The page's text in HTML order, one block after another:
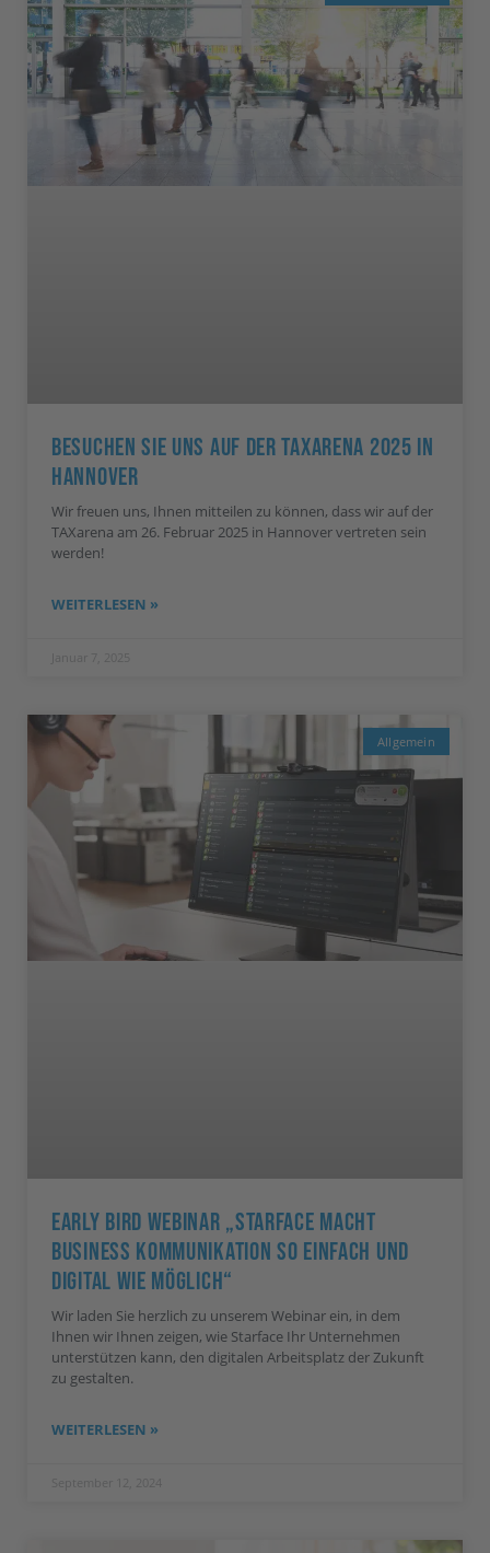
Besuchen Sie Uns Auf Der TAXarena 2025 In
Hannover
Wir freuen uns, Ihnen mitteilen zu können, dass wir auf der
TAXarena am 26. Februar 2025 in Hannover vertreten sein
werden!
WEITERLESEN »
Januar 7, 2025
Allgemein
Early Bird Webinar „STARFACE Macht
Business Kommunikation So Einfach Und
Digital Wie Möglich“
Wir laden Sie herzlich zu unserem Webinar ein, in dem
Ihnen wir Ihnen zeigen, wie Starface Ihr Unternehmen
unterstützen kann, den digitalen Arbeitsplatz der Zukunft
zu gestalten.
WEITERLESEN »
September 12, 2024